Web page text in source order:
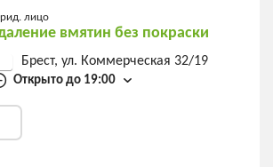
лицо
вмятин без покраски
Брест, ул. Коммерческая 32/19
Открыто до 19:00